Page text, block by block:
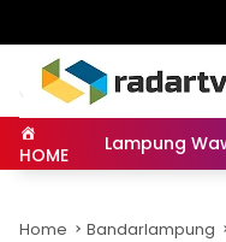
HOME Lampung
Home Bandarlampung